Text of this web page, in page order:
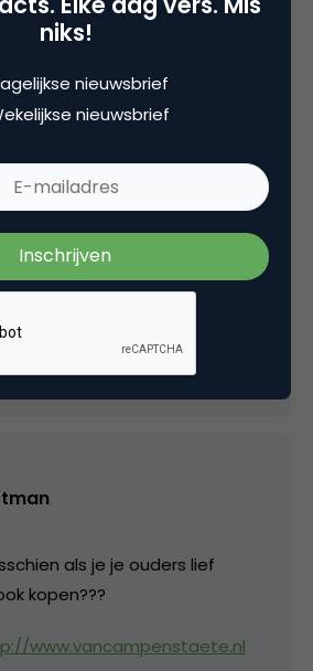
voor Matthijs, kreeg net
Daar kun je
voor woonruimte waar
Het laagste unieke bod wint
rest, succes met zoeken
als je je ouders lief
kopen???
www.vancampenstaete.nl
niks!
nieuwsbrief
nieuwsbrief